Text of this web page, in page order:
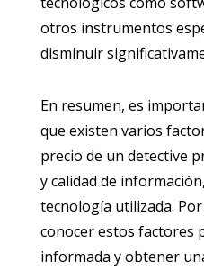
otros instrumentos
disminuir
En resumen, es
que existen varios
precio de un detective
y calidad de
tecnología utilizada.
conocer estos factores
informada y obtener